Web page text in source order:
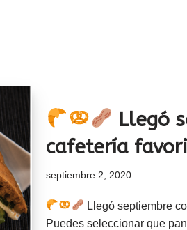
Llegó
cafetería
septiembre 2, 2020
Llegó septiembre
Puedes seleccionar que